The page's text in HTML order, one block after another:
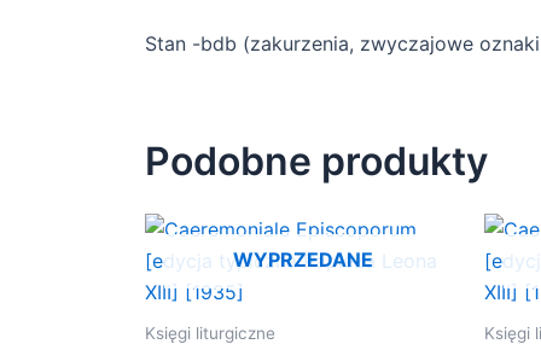
Stan -bdb (zakurzenia, zwyczajowe
Podobne produkty
WYPRZEDANE
Księgi liturgiczne Księgi